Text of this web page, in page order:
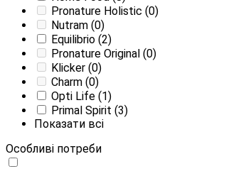
Pronature Holistic (0)
Nutram (0)
Equilibrio (2)
Pronature Original (0)
Klicker (0)
Charm (0)
Opti Life (1)
Primal Spirit (3)
Показати всі
Особливі потреби